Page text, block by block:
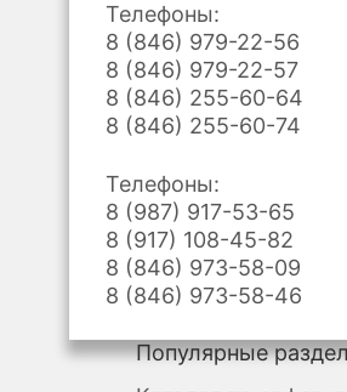
Телефоны:
8 (846) 979-22-56
8 (846) 979-22-57
8 (846) 255-60-64
8 (846) 255-60-74
Телефоны:
8 (987) 917-53-65
8 (917) 108-45-82
8 (846) 973-58-09
8 (846) 973-58-46
Популярные